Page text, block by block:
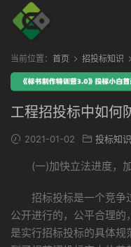
当前位置： 首页 招投标知识
工程招投标中如何
2021-01-02 投标知识
(一)加快立法进度，
招标投标是一个竞争
公开进行的，公平合理
是实行招标投标的具体